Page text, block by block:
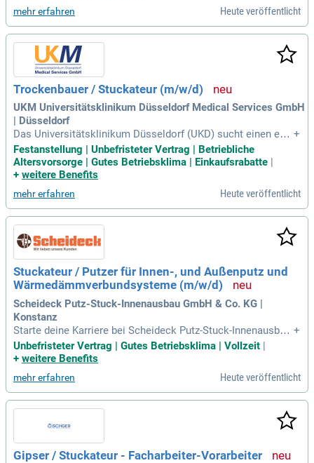
uf ihrem Weg zu einer
mehr erfahren Heute veröffentlicht
Trockenbauer / Stuckateur (m/w/d)
UKM Universitätsklinikum Düsseldorf Medical Services GmbH
| Düsseldorf
Das Universitätsklinikum Düsseldorf (UKD) sucht einen eng
agierten Trockenbauer / Stuckateur (m/w/d) zur Verstärkun
g seines Teams. In einem der größten Krankenhäuser der La
ndeshauptstadt unterstützen Sie wichtige Klinikabläufe durc
en der Bau von Leichtbauwänden und die Verarbeitung von
Dämmmaterialien. Sie installieren außerdem Trockenbau- u
nd Trennwandsysteme unter Berücksichtigung von Schall- u
nd Brandschutzvorgaben. Ihre Arbeit umfasst das Verkleide
n von Wänden und Decken mit Gipsplatten und anderen Mat
erialien. Werden Sie Teil eines dynamischen Teams und trag
en Sie zur optimalen Patientenversorgung im Gesundheitsw
esen bei!
+
Festanstellung | Unbefristeter Vertrag | Betriebliche
Altersvorsorge | Gutes Betriebsklima | Einkaufsrabatte
+ weitere Benefits
mehr erfahren Heute veröffentlicht
Stuckateur / Putzer für Innen-, und Außenputz und
Wärmedämmverbundsysteme (m/w/d)
Scheideck Putz-Stuck-Innenausbau GmbH & Co. KG |
Konstanz
Starte deine Karriere bei Scheideck Putz-Stuck-Innenausbau
GmbH & Co.! Wir suchen motivierte Stuckateure, Maler oder
Maurer mit Berufserfahrung oder engagierte Neueinsteiger.
d spannende Bauprojekte. In einem kollegialen Umfeld kann
st du deine Ideen einbringen und dich kontinuierlich weitere
ntwickeln. Profitiere von unserer Führungsakademie und ni
mm an Mitarbeiter-Events wie Sommer- und Weihnachtsfeie
rn teil. Bewirb dich jetzt per E-Mail oder Post und werde Teil
unseres Teams!
+
Unbefristeter Vertrag | Gutes Betriebsklima | Vollzeit |
+ weitere Benefits
mehr erfahren Heute veröffentlicht
Gipser / Stuckateur - Facharbeiter-Vorarbeiter